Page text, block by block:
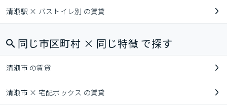
清瀬駅 × バストイレ別 の賃貸
同じ市区町村 × 同じ特徴 で探す
清瀬市 の賃貸
清瀬市 × 宅配ボックス の賃貸